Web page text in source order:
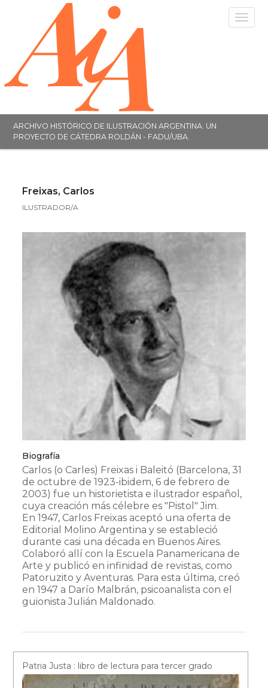
Toggle
ARCHIVO HISTÓRICO DE ILUSTRACIÓN ARGENTINA. UN
PROYECTO DE CÁTEDRA ROLDÁN - FADU/UBA.
Freixas, Carlos
ILUSTRADOR/A
Biografía
Carlos (o Carles) Freixas i Baleitó (Barcelona, 31
de octubre de 1923-ibidem, 6 de febrero de
2003) fue un historietista e ilustrador español,
cuya creación más célebre es "Pistol" Jim.
En 1947, Carlos Freixas aceptó una oferta de
Editorial Molino Argentina y se estableció
durante casi una década en Buenos Aires.
Colaboró allí con la Escuela Panamericana de
Arte y publicó en infinidad de revistas, como
Patoruzito y Aventuras. Para esta última, creó
en 1947 a Darío Malbrán, psicoanalista con el
guionista Julián Maldonado.
Patria Justa : libro de lectura para tercer grado